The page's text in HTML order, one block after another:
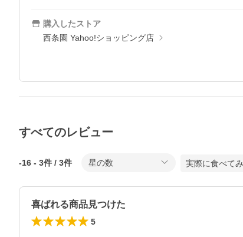
購入したストア
西条園 Yahoo!ショッピング店
すべてのレビュー
-16 - 3件 / 3件 星の数 実際に食べて
喜ばれる商品見つけた
5